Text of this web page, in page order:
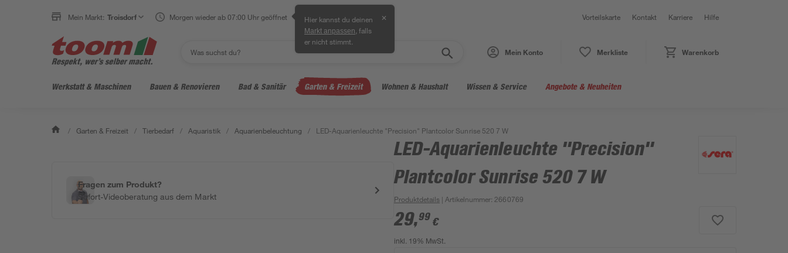
Mein Markt: Troisdorf Morgen wieder ab 07:00 Uhr geöffnet Hier kannst du deinen
Markt anpassen , falls
er nicht stimmt.
✕ Vorteilskarte Kontakt Karriere Hilfe
Mein Konto Merkliste Warenkorb
Werkstatt & Maschinen Bauen & Renovieren Bad & Sanitär Garten & Freizeit Wohnen & Haushalt Wissen & Service Angebote & Neuheiten
/ Garten & Freizeit / Tierbedarf / Aquaristik / Aquarienbeleuchtung / LED-Aquarienleuchte "Precision" Plantcolor Sunrise 520 7 W
Fragen zum Produkt?
Sofort-Videoberatung aus dem Markt
LED-Aquarienleuchte "Precision"
Plantcolor Sunrise 520 7 W
Produktdetails | Artikelnummer: 2660769
29,99 €
inkl. 19% MwSt.